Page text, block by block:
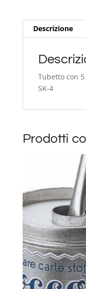
Descrizione
Tubetto con
SK-4
Prodotti